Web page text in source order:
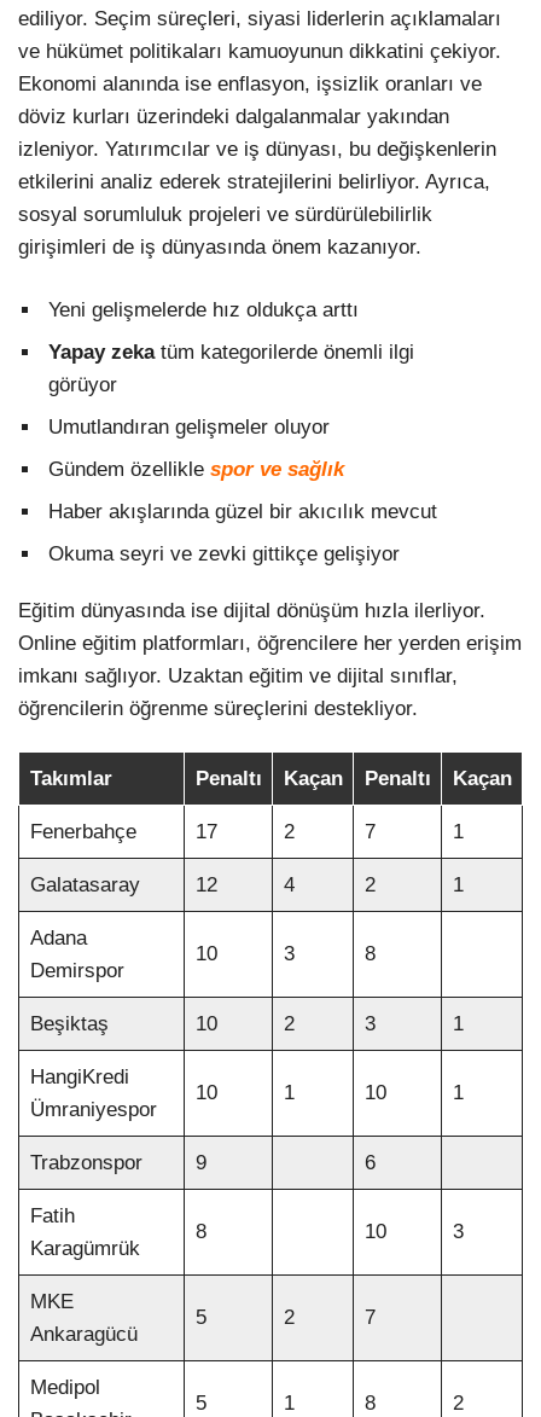
ediliyor. Seçim süreçleri, siyasi liderlerin açıklamaları
ve hükümet politikaları kamuoyunun dikkatini çekiyor.
Ekonomi alanında ise enflasyon, işsizlik oranları ve
döviz kurları üzerindeki dalgalanmalar yakından
izleniyor. Yatırımcılar ve iş dünyası, bu değişkenlerin
etkilerini analiz ederek stratejilerini belirliyor. Ayrıca,
sosyal sorumluluk projeleri ve sürdürülebilirlik
girişimleri de iş dünyasında önem kazanıyor.
Yeni gelişmelerde hız oldukça arttı
Yapay zekatüm kategorilerde önemli ilgi
görüyor
Umutlandıran gelişmeler oluyor
Gündem özellikle spor ve sağlık
Haber akışlarında güzel bir akıcılık mevcut
Okuma seyri ve zevki gittikçe gelişiyor
Eğitim dünyasında ise dijital dönüşüm hızla ilerliyor.
Online eğitim platformları, öğrencilere her yerden erişim
imkanı sağlıyor. Uzaktan eğitim ve dijital sınıflar,
öğrencilerin öğrenme süreçlerini destekliyor.
Takımlar Penaltı Kaçan Penaltı Kaçan
Fenerbahçe 17 2 7 1
Galatasaray 12 4 2 1
Adana
Demirspor
10 3 8
Beşiktaş 10 2 3 1
HangiKredi
Ümraniyespor
10 1 10 1
Trabzonspor 9 6
Fatih
Karagümrük
8 10 3
MKE
Ankaragücü
5 2 7
Medipol
5 1 8 2